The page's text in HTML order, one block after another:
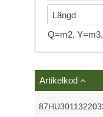
Q=m2,
Artikelkod